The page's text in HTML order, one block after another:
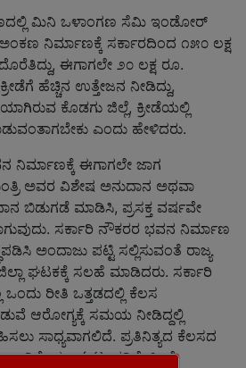
ಮಿನಿ ಒಳಾಂಗಣ ಸೆಮಿ ಇಂಡೋರ್
ನಿರ್ಮಾಣಕ್ಕೆ ಸರ್ಕಾರದಿಂದ ೧೫೦ ಲಕ್ಷ
ಈಗಾಗಲೇ ೨೦ ಲಕ್ಷ ರೂ.
ಹೆಚ್ಚಿನ ಉತ್ತೇಜನ ನೀಡಿದ್ದು,
ಕೊಡಗು ಜಿಲ್ಲೆ, ಕ್ರೀಡೆಯಲ್ಲಿ
ಎಂದು ಹೇಳಿದರು.
ನಿರ್ಮಾಣಕ್ಕೆ ಈಗಾಗಲೇ ಜಾಗ
ಅವರ ವಿಶೇಷ ಅನುದಾನ ಅಥವಾ
ಬಿಡುಗಡೆ ಮಾಡಿಸಿ, ಪ್ರಸಕ್ತ ವರ್ಷವೇ
ಸರ್ಕಾರಿ ನೌಕರರ ಭವನ ನಿರ್ಮಾಣ
ಅಂದಾಜು ಪಟ್ಟಿ ಸಲ್ಲಿಸುವಂತೆ ರಾಜ್ಯ
ಘಟಕಕ್ಕೆ ಸಲಹೆ ಮಾಡಿದರು. ಸರ್ಕಾರಿ
ಒಂದು ರೀತಿ ಒತ್ತಡದಲ್ಲಿ ಕೆಲಸ
ಆರೋಗ್ಯಕ್ಕೆ ಸಮಯ ನೀಡಿದ್ದಲ್ಲಿ
ಸಾಧ್ಯವಾಗಲಿದೆ. ಪ್ರತಿನಿತ್ಯದ ಕೆಲಸದ
ಓಟ, ನಡಿಗೆ, ಹೀಗೆ